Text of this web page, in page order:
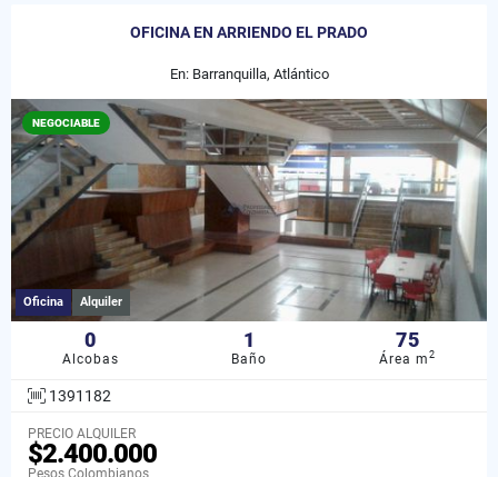
OFICINA EN ARRIENDO EL PRADO
En: Barranquilla, Atlántico
NEGOCIABLE
Oficina Alquiler
0
Alcobas
1
Baño
75
Área m2
1391182
PRECIO ALQUILER
$2.400.000
Pesos Colombianos